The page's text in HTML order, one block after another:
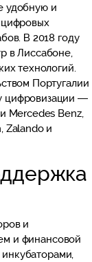
удобную и
цифровых
В 2018 году
в Лиссабоне,
технологий.
Португалии
цифровизации —
Mercedes Benz,
Zalando и
и
и финансовой